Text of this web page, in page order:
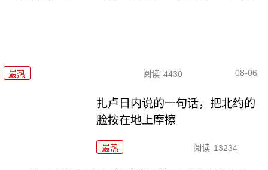
最热 阅读 4430 08-06
扎卢日内说的一句话，把北约的
脸按在地上摩擦
最热 阅读 13234